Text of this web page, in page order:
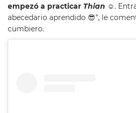
empezó a practicar Thian ☺.
abecedario aprendido 😎”, le
cumbiero.